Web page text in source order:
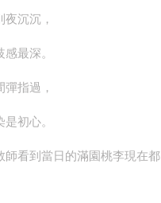
沉沉，
最深。
指過，
初心。
師看到當日的滿園桃李現在